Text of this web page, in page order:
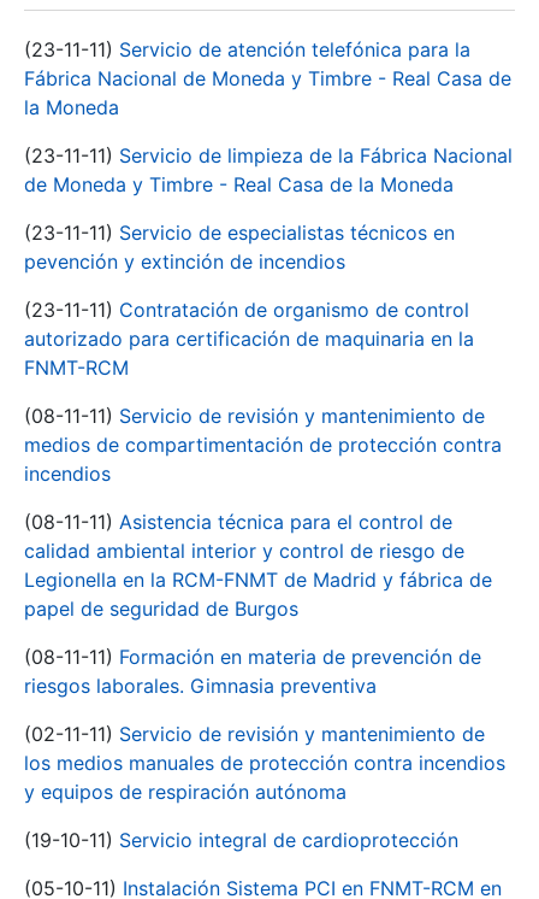
(23-11-11) Servicio de atención telefónica para la
Fábrica Nacional de Moneda y Timbre - Real Casa de
la Moneda
(23-11-11) Servicio de limpieza de la Fábrica Nacional
de Moneda y Timbre - Real Casa de la Moneda
(23-11-11) Servicio de especialistas técnicos en
pevención y extinción de incendios
(23-11-11) Contratación de organismo de control
autorizado para certificación de maquinaria en la
FNMT-RCM
(08-11-11) Servicio de revisión y mantenimiento de
medios de compartimentación de protección contra
incendios
(08-11-11) Asistencia técnica para el control de
calidad ambiental interior y control de riesgo de
Legionella en la RCM-FNMT de Madrid y fábrica de
papel de seguridad de Burgos
(08-11-11) Formación en materia de prevención de
riesgos laborales. Gimnasia preventiva
(02-11-11) Servicio de revisión y mantenimiento de
los medios manuales de protección contra incendios
y equipos de respiración autónoma
(19-10-11) Servicio integral de cardioprotección
(05-10-11) Instalación Sistema PCI en FNMT-RCM en